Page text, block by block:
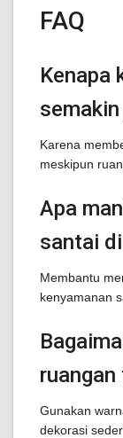
FAQ
Kenapa
Karena
meskipun
Apa
santai
Membantu
kenyamanan
Gunakan
dekorasi